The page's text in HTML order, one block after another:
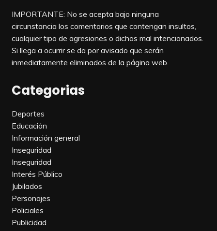
IMPORTANTE: No se acepta bajo ninguna
circunstancia los comentarios que contengan insultos,
cualquier tipo de agresiones o dichos mal intencionados.
Si llega a ocurrir se da por avisado que serán
inmediatamente eliminados de la página web.
Categorias
Deportes
Educación
Información general
Inseguridad
Inseguridad
Interés Público
Jubilados
Personajes
Policiales
Publicidad